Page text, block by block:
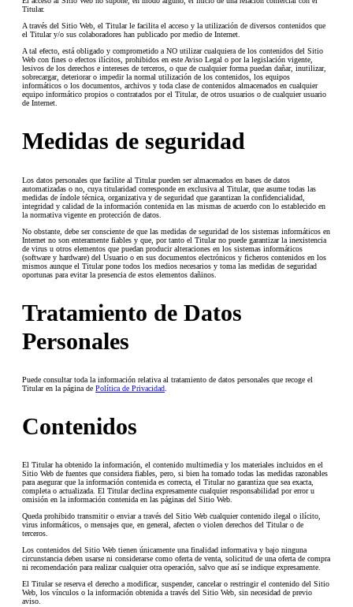
Titular.
A través del Sitio Web, el Titular le facilita el acceso y la utilización de diversos contenidos que
el Titular y/o sus colaboradores han publicado por medio de Internet.
A tal efecto, está obligado y comprometido a NO utilizar cualquiera de los contenidos del Sitio
Web con fines o efectos ilícitos, prohibidos en este Aviso Legal o por la legislación vigente,
lesivos de los derechos e intereses de terceros, o que de cualquier forma puedan dañar, inutilizar,
sobrecargar, deteriorar o impedir la normal utilización de los contenidos, los equipos
informáticos o los documentos, archivos y toda clase de contenidos almacenados en cualquier
equipo informático propios o contratados por el Titular, de otros usuarios o de cualquier usuario
de Internet.
Medidas de seguridad
Los datos personales que facilite al Titular pueden ser almacenados en bases de datos
automatizadas o no, cuya titularidad corresponde en exclusiva al Titular, que asume todas las
medidas de índole técnica, organizativa y de seguridad que garantizan la confidencialidad,
integridad y calidad de la información contenida en las mismas de acuerdo con lo establecido en
la normativa vigente en protección de datos.
No obstante, debe ser consciente de que las medidas de seguridad de los sistemas informáticos en
Internet no son enteramente fiables y que, por tanto el Titular no puede garantizar la inexistencia
de virus u otros elementos que puedan producir alteraciones en los sistemas informáticos
(software y hardware) del Usuario o en sus documentos electrónicos y ficheros contenidos en los
mismos aunque el Titular pone todos los medios necesarios y toma las medidas de seguridad
oportunas para evitar la presencia de estos elementos dañinos.
Tratamiento de Datos
Personales
Puede consultar toda la información relativa al tratamiento de datos personales que recoge el
Titular en la página de Política de Privacidad
Contenidos
El Titular ha obtenido la información, el contenido multimedia y los materiales incluidos en el
Sitio Web de fuentes que considera fiables, pero, si bien ha tomado todas las medidas razonables
para asegurar que la información contenida es correcta, el Titular no garantiza que sea exacta,
completa o actualizada. El Titular declina expresamente cualquier responsabilidad por error u
omisión en la información contenida en las páginas del Sitio Web.
Queda prohibido transmitir o enviar a través del Sitio Web cualquier contenido ilegal o ilícito,
virus informáticos, o mensajes que, en general, afecten o violen derechos del Titular o de
terceros.
Los contenidos del Sitio Web tienen únicamente una finalidad informativa y bajo ninguna
circunstancia deben usarse ni considerarse como oferta de venta, solicitud de una oferta de compra
ni recomendación para realizar cualquier otra operación, salvo que así se indique expresamente.
El Titular se reserva el derecho a modificar, suspender, cancelar o restringir el contenido del Sitio
Web, los vínculos o la información obtenida a través del Sitio Web, sin necesidad de previo
aviso.